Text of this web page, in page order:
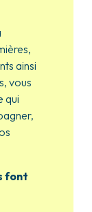
ainsi
vous
qui
font